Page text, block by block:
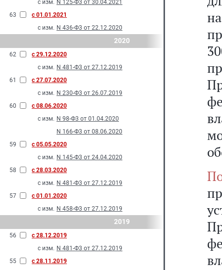
с изм. N 125-Ф3 от 30.04.2021
63
с 01.01.2021
с изм. N 436-Ф3 от 22.12.2020
2020
62
с 29.12.2020
с изм. N 481-Ф3 от 27.12.2019
61
с 27.07.2020
с изм. N 230-Ф3 от 26.07.2019
60
с 08.06.2020
с изм. N 98-Ф3 от 01.04.2020
N 166-Ф3 от 08.06.2020
59
с 05.05.2020
с изм. N 145-Ф3 от 24.04.2020
58
с 28.03.2020
с изм. N 481-Ф3 от 27.12.2019
57
с 01.01.2020
с изм. N 458-Ф3 от 27.12.2019
2019
56
с 28.12.2019
с изм. N 481-Ф3 от 27.12.2019
55
с 28.11.2019